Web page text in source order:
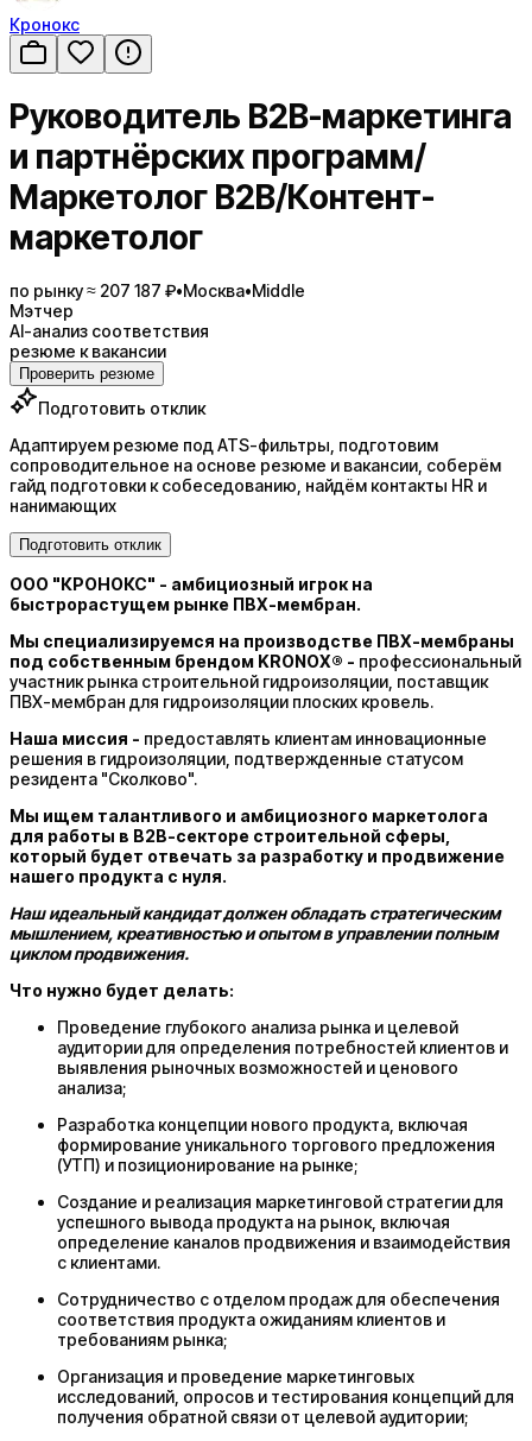
Кронокс
Руководитель B2B-маркетинга
и партнёрских программ/
Маркетолог B2B/Контент-
маркетолог
по рынку ≈ 207 187 ₽•Москва•Middle
Мэтчер
AI-анализ соответствия
резюме к вакансии
Проверить резюме
Подготовить отклик
Адаптируем резюме под ATS-фильтры, подготовим
сопроводительное на основе резюме и вакансии, соберём
гайд подготовки к собеседованию, найдём контакты HR и
нанимающих
Подготовить отклик
ООО "КРОНОКС" - амбициозный игрок на
быстрорастущем рынке ПВХ-мембран.
Мы специализируемся на производстве ПВХ-мембраны
под собственным брендом KRONOX® - профессиональный
участник рынка строительной гидроизоляции, поставщик
ПВХ-мембран для гидроизоляции плоских кровель.
Наша миссия - предоставлять клиентам инновационные
решения в гидроизоляции, подтвержденные статусом
резидента "Сколково".
Мы ищем талантливого и амбициозного маркетолога
для работы в B2B-секторе строительной сферы,
который будет отвечать за разработку и продвижение
нашего продукта с нуля.
Наш идеальный кандидат должен обладать стратегическим
мышлением, креативностью и опытом в управлении полным
циклом продвижения.
Что нужно будет делать:
Проведение глубокого анализа рынка и целевой
аудитории для определения потребностей клиентов и
выявления рыночных возможностей и ценового
анализа;
Разработка концепции нового продукта, включая
формирование уникального торгового предложения
(УТП) и позиционирование на рынке;
Создание и реализация маркетинговой стратегии для
успешного вывода продукта на рынок, включая
определение каналов продвижения и взаимодействия
с клиентами.
Сотрудничество с отделом продаж для обеспечения
соответствия продукта ожиданиям клиентов и
требованиям рынка;
Организация и проведение маркетинговых
исследований, опросов и тестирования концепций для
получения обратной связи от целевой аудитории;